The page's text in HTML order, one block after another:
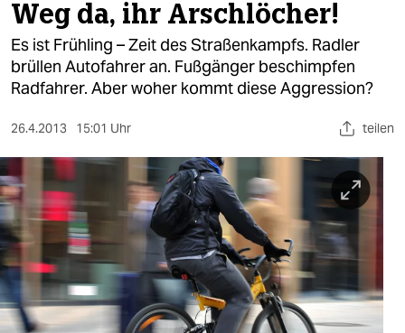
politik
öko
sport
berlin
nord
wahrheit
Weg da, ihr Arschlöcher!
Es ist Frühling – Zeit des Straßenkampfs. Radler
brüllen Autofahrer an. Fußgänger beschimpfen
Radfahrer. Aber woher kommt diese Aggression?
26.4.2013 15:01 Uhr teilen